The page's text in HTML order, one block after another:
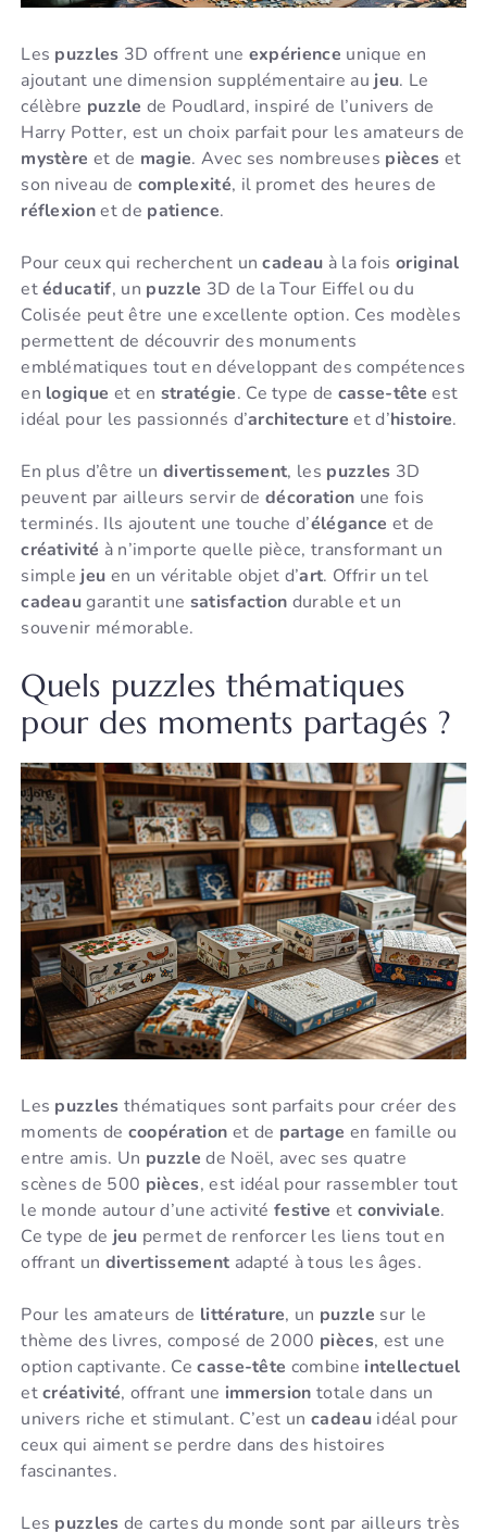
Les puzzles 3D offrent une expérience unique en
ajoutant une dimension supplémentaire au jeu. Le
célèbre puzzle de Poudlard, inspiré de l’univers de
Harry Potter, est un choix parfait pour les amateurs de
mystère et de magie. Avec ses nombreuses pièces et
son niveau de complexité, il promet des heures de
réflexionet de patience.
Pour ceux qui recherchent uncadeau à la fois original
etéducatif, un puzzle 3D de la Tour Eiffel ou du
Colisée peut être une excellente option. Ces modèles
permettent de découvrir des monuments
emblématiques tout en développant des compétences
en logique et en stratégie. Ce type de casse-tête est
idéal pour les passionnés d’architecture et d’histoire.
En plus d’être un divertissement, les puzzles 3D
peuvent par ailleurs servir dedécoration une fois
terminés. Ils ajoutent une touche d’élégance et de
créativité à n’importe quelle pièce, transformant un
simple jeu en un véritable objet d’art. Offrir un tel
cadeaugarantit une satisfaction durable et un
souvenir mémorable.
Quels puzzles thématiques
pour des moments partagés ?
Les puzzles thématiques sont parfaits pour créer des
moments de coopération et de partage en famille ou
entre amis. Un puzzle de Noël, avec ses quatre
scènes de 500 pièces, est idéal pour rassembler tout
le monde autour d’une activitéfestive et conviviale.
Ce type de jeu permet de renforcer les liens tout en
offrant un divertissement adapté à tous les âges.
Pour les amateurs de littérature, un puzzle sur le
thème des livres, composé de 2000 pièces, est une
option captivante. Cecasse-tête combine intellectuel
etcréativité, offrant une immersion totale dans un
univers riche et stimulant. C’est uncadeauidéal pour
ceux qui aiment se perdre dans des histoires
fascinantes.
Les puzzles de cartes du monde sont par ailleurs très